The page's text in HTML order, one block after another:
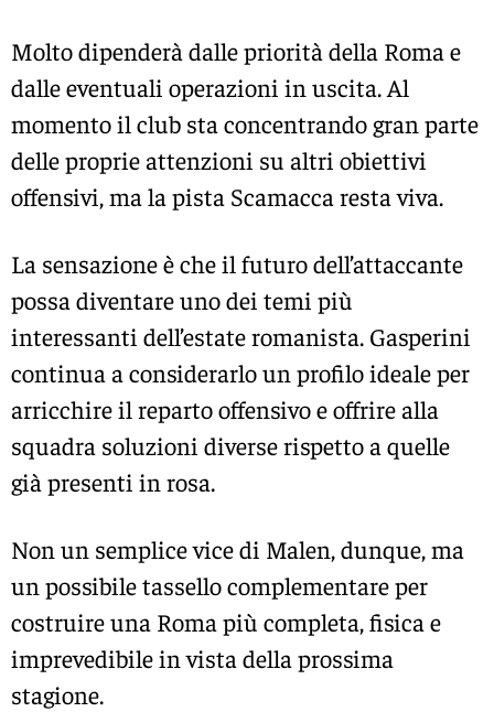
Molto dipenderà dalle priorità della Roma e
dalle eventuali operazioni in uscita. Al
momento il club sta concentrando gran parte
delle proprie attenzioni su altri obiettivi
offensivi, ma la pista Scamacca resta viva.
La sensazione è che il futuro dell’attaccante
possa diventare uno dei temi più
interessanti dell’estate romanista. Gasperini
continua a considerarlo un profilo ideale per
arricchire il reparto offensivo e offrire alla
squadra soluzioni diverse rispetto a quelle
già presenti in rosa.
Non un semplice vice di Malen, dunque, ma
un possibile tassello complementare per
costruire una Roma più completa, fisica e
imprevedibile in vista della prossima
stagione.